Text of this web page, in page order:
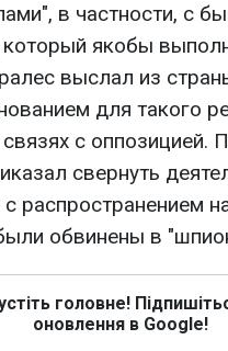
в частности, с
который якобы
выслал из
для такого
с оппозицией.
свернуть
распространением
обвинены в
головне!
оновлення в Google!